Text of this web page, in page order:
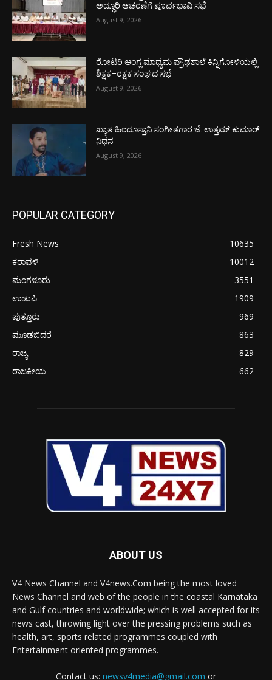
ಅದ್ಧೂರಿ ಆಚರಣೆಗೆ ಪೂರ್ವಭಾವಿ ಸಭೆ
August 9, 2026
ರೋಟರಿ ಆಂಗ್ಲ ಮಾಧ್ಯಮ ಪ್ರೌಢಶಾಲೆ ಕಿನ್ನಿಗೋಳಿಯಲ್ಲಿ
ಶಿಕ್ಷಕ–ರಕ್ಷಕ ಸಂಘದ ಸಭೆ
August 9, 2026
ಖ್ಯಾತ ಹಿಂದೂಸ್ತಾನಿ ಸಂಗೀತಗಾರ ಜೆ. ಉತ್ತಮ್ ಕುಮಾರ್
ನಿಧನ
August 9, 2026
POPULAR CATEGORY
Fresh News
10635
ಕರಾವಳಿ
10012
ಮಂಗಳೂರು
3551
ಉಡುಪಿ
1909
ಪುತ್ತೂರು
969
ಮೂಡಬಿದರೆ
863
ರಾಜ್ಯ
829
ರಾಜಕೀಯ
662
ABOUT US
V4 News Channel and V4news.Com being the most loved
News Channel and web of the people in the coastal Karnataka
and Gulf countries and worldwide; which is well accepted for its
news cast, throwing light over the pressing problems such as
health, art, sports related programmes coupled with
Entertainment oriented programmes.
Contact us: newsv4media@gmail.com or